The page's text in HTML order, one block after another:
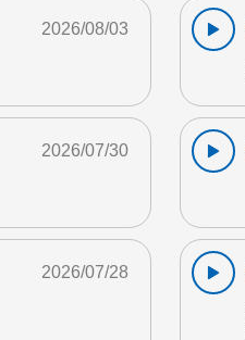
2026/08/03
2026/07/30
2026/07/28